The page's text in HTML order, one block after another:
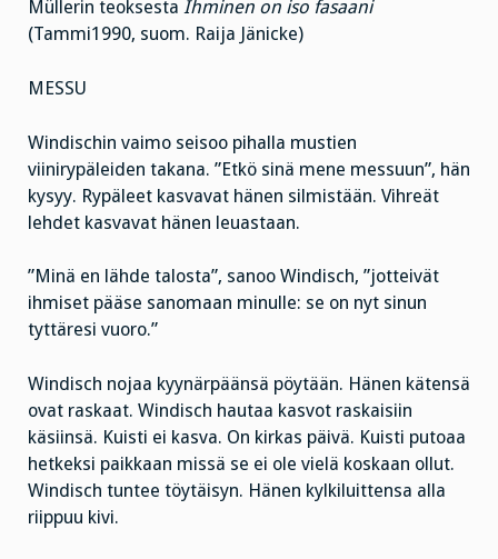
Müllerin teoksesta Ihminen on iso fasaani
(Tammi1990, suom. Raija Jänicke)
MESSU
Windischin vaimo seisoo pihalla mustien
viinirypäleiden takana. ”Etkö sinä mene messuun”, hän
kysyy. Rypäleet kasvavat hänen silmistään. Vihreät
lehdet kasvavat hänen leuastaan.
”Minä en lähde talosta”, sanoo Windisch, ”jotteivät
ihmiset pääse sanomaan minulle: se on nyt sinun
tyttäresi vuoro.”
Windisch nojaa kyynärpäänsä pöytään. Hänen kätensä
ovat raskaat. Windisch hautaa kasvot raskaisiin
käsiinsä. Kuisti ei kasva. On kirkas päivä. Kuisti putoaa
hetkeksi paikkaan missä se ei ole vielä koskaan ollut.
Windisch tuntee töytäisyn. Hänen kylkiluittensa alla
riippuu kivi.